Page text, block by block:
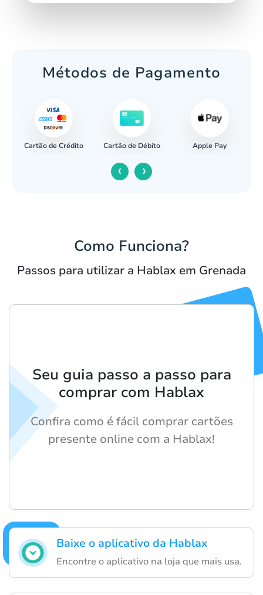
Métodos de Pagamento
Cartão de Crédito Cartão de Débito Apple Pay
‹ ›
Como Funciona?
Passos para utilizar a Hablax em Grenada
Baixe o aplicativo da Hablax
Encontre o aplicativo na loja que mais usa.
Seu guia passo a passo para
comprar com Hablax
Confira como é fácil comprar cartões
presente online com a Hablax!